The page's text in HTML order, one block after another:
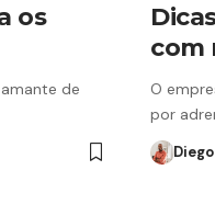
os
de
com
O
por